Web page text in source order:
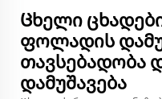
Ცხელი
ფოლადის
თავსებადობა
დამუშავება